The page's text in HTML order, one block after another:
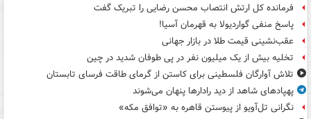
فرمانده کل ارتش انتصاب محسن رضایی را تبریک گفت
پاسخ منفی گواردیولا به قهرمان آسیا!
عقب‌نشینی قیمت طلا در بازار جهانی
تخلیه بیش از یک میلیون نفر در پی طوفان شدید در چین
تلاش آوارگان فلسطینی برای کاستن از گرمای طاقت فرسای تابستان
پهپادهای شاهد از دید رادارها پنهان می‌شوند
نگرانی تل‌آویو از پیوستن قاهره به «توافق مکه»